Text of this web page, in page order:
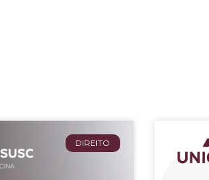
DIREITO